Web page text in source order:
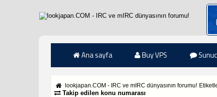
Ana sayfa Buy VPS
lookjapan.COM - IRC ve mIRC dünyasının forumu!
Takip edilen konu numarası